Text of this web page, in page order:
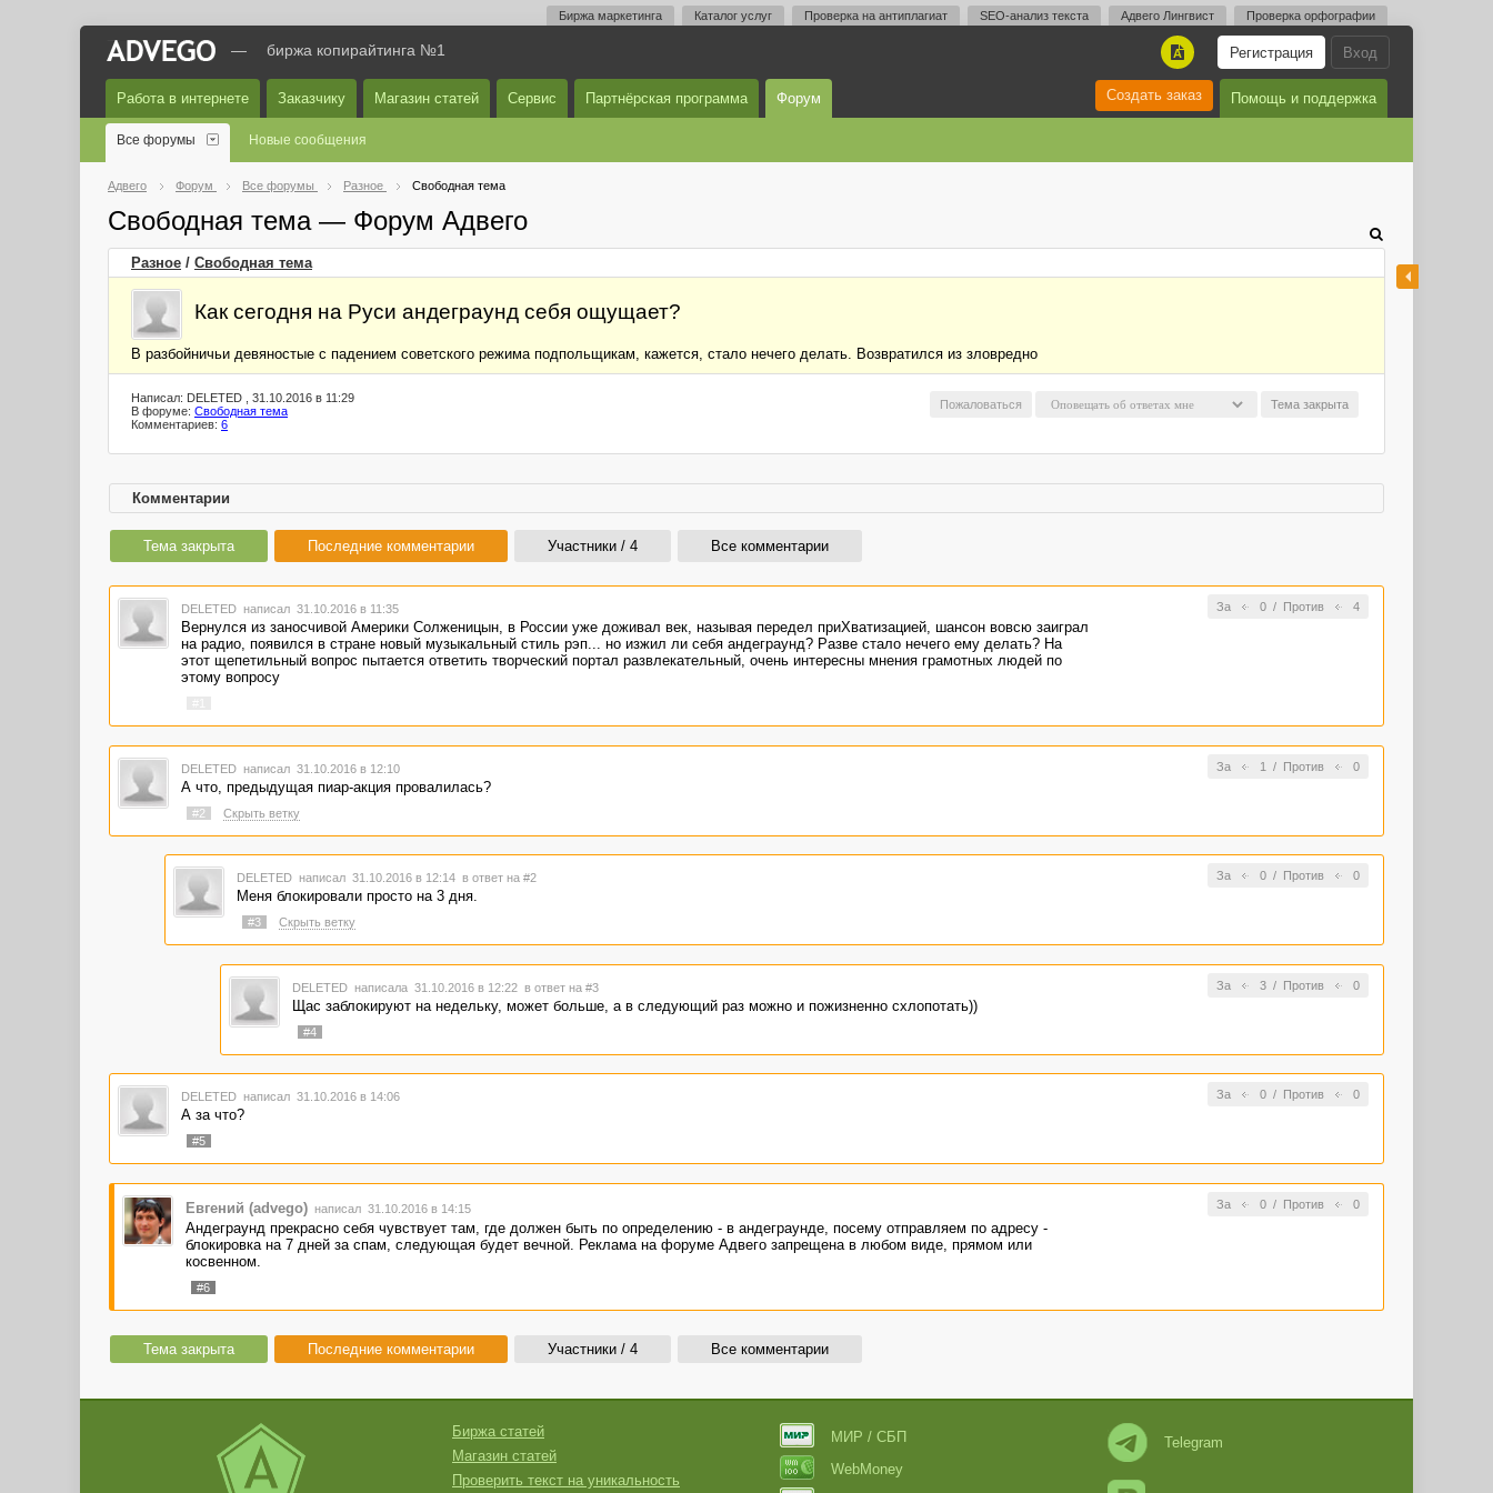
Биржа маркетинга Каталог услуг Проверка на антиплагиат SEO-анализ текста Адвего Лингвист Проверка орфографии
Вход
Регистрация
A
— биржа копирайтинга №1
Работа в интернете Заказчику Магазин статей Сервис Партнёрская программа Форум Помощь и поддержка
Создать заказ
Все форумы Новые сообщения
Адвего Форум Все форумы Разное Свободная тема
Свободная тема — Форум Адвего
Разное / Свободная тема
Как сегодня на Руси андеграунд себя ощущает?
В разбойничьи девяностые с падением советского режима подпольщикам, кажется, стало нечего делать. Возвратился из зловредно
Тема закрыта
Пожаловаться
Написал: DELETED , 31.10.2016 в 11:29
В форуме: Свободная тема
Комментариев: 6
Комментарии
Тема закрыта Последние комментарии Участники / 4 Все комментарии
За 0/ Против 4
DELETED написал 31.10.2016 в 11:35
Вернулся из заносчивой Америки Солженицын, в России уже доживал век, называя передел приХватизацией, шансон вовсю заиграл
на радио, появился в стране новый музыкальный стиль рэп... но изжил ли себя андеграунд? Разве стало нечего ему делать? На
этот щепетильный вопрос пытается ответить творческий портал развлекательный, очень интересны мнения грамотных людей по
этому вопросу
За 1 / Против 0
DELETED написал 31.10.2016 в 12:10
А что, предыдущая пиар-акция провалилась?
#2 Скрыть ветку
За 0/ Против 0
DELETED написал 31.10.2016 в 12:14 в ответ на #2
Меня блокировали просто на 3 дня.
#3 Скрыть ветку
За 3/ Против 0
DELETED написала 31.10.2016 в 12:22 в ответ на #3
Щас заблокируют на недельку, может больше, а в следующий раз можно и пожизненно схлопотать))
#4
За 0/ Против 0
DELETED написал 31.10.2016 в 14:06
А за что?
#5
За 0/ Против 0
Евгений (advego) написал 31.10.2016 в 14:15
Андеграунд прекрасно себя чувствует там, где должен быть по определению - в андеграунде, посему отправляем по адресу -
блокировка на 7 дней за спам, следующая будет вечной. Реклама на форуме Адвего запрещена в любом виде, прямом или
косвенном.
#6
Тема закрыта Последние комментарии Участники / 4 Все комментарии
Биржа статей
Магазин статей
Проверить текст на уникальность
МИР / СБП
WebMoney
Telegram